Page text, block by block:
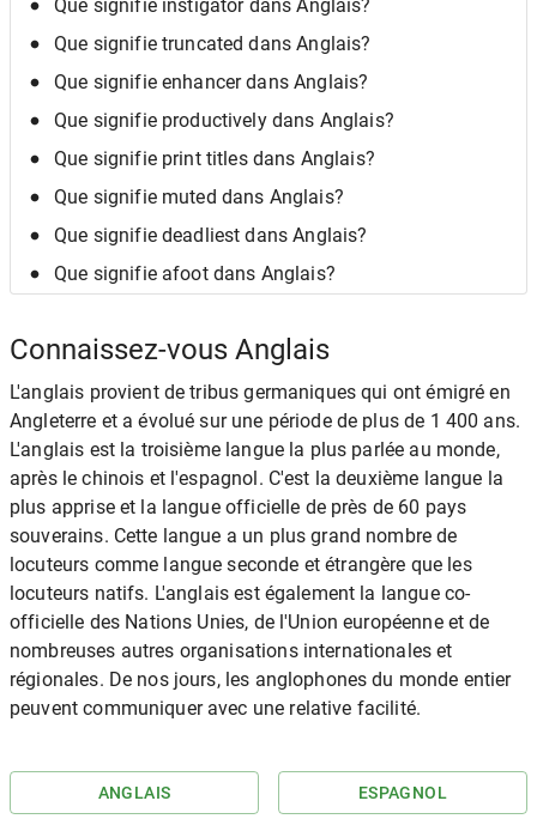
Que signifie instigator dans Anglais?
Que signifie truncated dans Anglais?
Que signifie enhancer dans Anglais?
Que signifie productively dans Anglais?
Que signifie print titles dans Anglais?
Que signifie muted dans Anglais?
Que signifie deadliest dans Anglais?
Que signifie afoot dans Anglais?
Connaissez-vous Anglais
L'anglais provient de tribus germaniques qui ont émigré en
Angleterre et a évolué sur une période de plus de 1 400 ans.
L'anglais est la troisième langue la plus parlée au monde,
après le chinois et l'espagnol. C'est la deuxième langue la
plus apprise et la langue officielle de près de 60 pays
souverains. Cette langue a un plus grand nombre de
locuteurs comme langue seconde et étrangère que les
locuteurs natifs. L'anglais est également la langue co-
officielle des Nations Unies, de l'Union européenne et de
nombreuses autres organisations internationales et
régionales. De nos jours, les anglophones du monde entier
peuvent communiquer avec une relative facilité.
ANGLAIS ESPAGNOL